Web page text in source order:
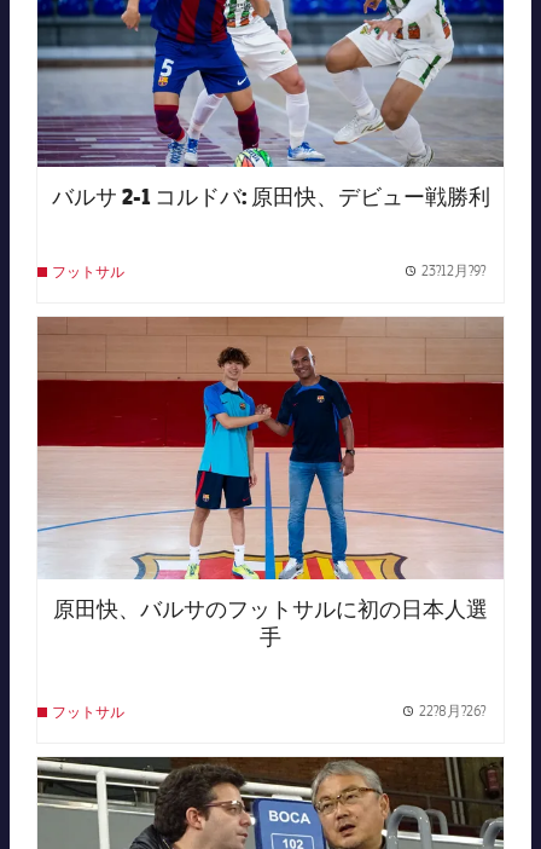
バルサ 2-1 コルドバ: 原田快、デビュー戦勝利
フットサル 23?12月?9?
原田快、バルサのフットサルに初の日本人選
手
フットサル 22?8月?26?
FC Barcelona club badge